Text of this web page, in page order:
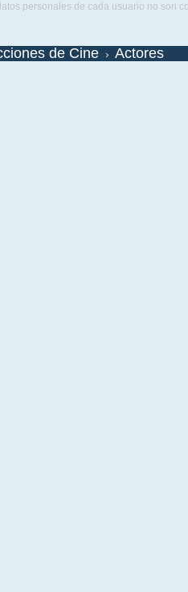
personales de cada usuario no son
de Cine Actores